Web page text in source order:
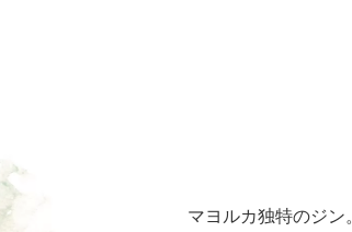
マヨルカ独特のジン。